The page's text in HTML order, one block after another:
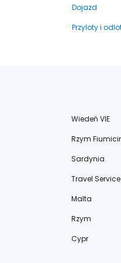
Dojazd
Przyloty i
Wiedeń VIE
Rzym
Sardynia
Travel Service
Malta
Rzym
Cypr